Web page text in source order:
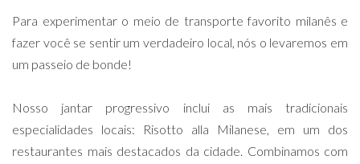
Para experimentar o meio de transporte favorito milanês e
fazer você se sentir um verdadeiro local, nós o levaremos em
um passeio de bonde!
Nosso jantar progressivo inclui as mais tradicionais
especialidades locais: Risotto alla Milanese, em um dos
restaurantes mais destacados da cidade. Combinamos com